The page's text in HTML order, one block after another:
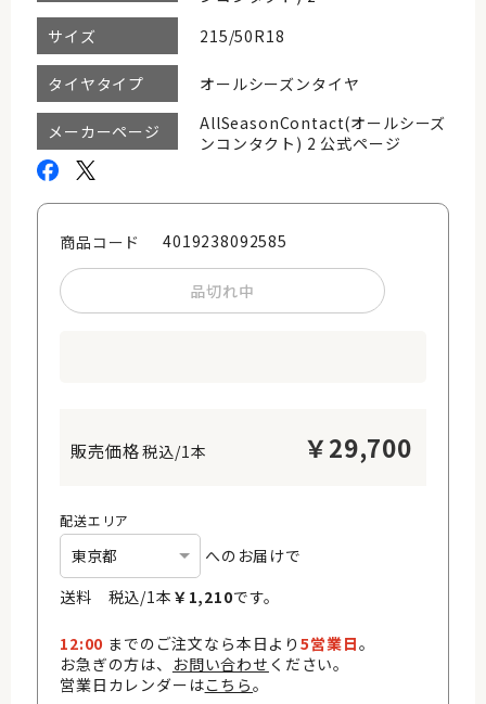
サイズ
215/50R18
タイヤタイプ オールシーズンタイヤ
メーカーページ
AllSeasonContact(オールシーズ
ンコンタクト) 2 公式ページ
商品コード 4019238092585
品切れ中
税込/1本 ￥29,700
配送エリア
へのお届けで
送料 税込/1本 ￥ 1,210です。
12:00 までのご注文なら本日より5営業日。
お急ぎの方は、 お問い合わせ ください。
営業日カレンダーはこちら。